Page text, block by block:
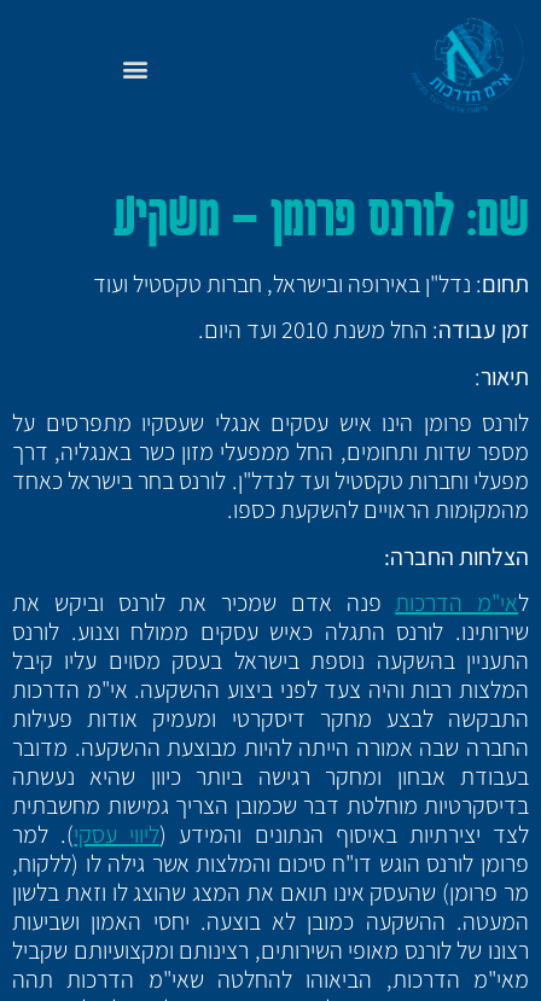
שם: לורנס פרומן – משקיע
תחום: נדל"ן באירופה ובישראל, חברות טקסטיל ועוד
זמן עבודה: החל משנת 2010 ועד היום.
תיאור:
לורנס פרומן הינו איש עסקים אנגלי שעסקיו מתפרסים על
מספר שדות ותחומים, החל ממפעלי מזון כשר באנגליה, דרך
מפעלי וחברות טקסטיל ועד לנדל"ן. לורנס בחר בישראל כאחד
מהמקומות הראויים להשקעת כספו.
הצלחות החברה:
לאי"מ הדרכותפנה אדם שמכיר את לורנס וביקש את
שירותינו. לורנס התגלה כאיש עסקים ממולח וצנוע. לורנס
התעניין בהשקעה נוספת בישראל בעסק מסוים עליו קיבל
המלצות רבות והיה צעד לפני ביצוע ההשקעה. אי"מ הדרכות
התבקשה לבצע מחקר דיסקרטי ומעמיק אודות פעילות
החברה שבה אמורה הייתה להיות מבוצעת ההשקעה. מדובר
בעבודת אבחון ומחקר רגישה ביותר כיוון שהיא נעשתה
בדיסקרטיות מוחלטת דבר שכמובן הצריך גמישות מחשבתית
לצד יצירתיות באיסוף הנתונים והמידע (ליווי עסקי). למר
פרומן לורנס הוגש דו"ח סיכום והמלצות אשר גילה לו (ללקוח,
מר פרומן) שהעסק אינו תואם את המצג שהוצג לו וזאת בלשון
המעטה. ההשקעה כמובן לא בוצעה. יחסי האמון ושביעות
רצונו של לורנס מאופי השירותים, רצינותם ומקצועיותם שקביל
מאי"מ הדרכות, הביאוהו להחלטה שאי"מ הדרכות תהה